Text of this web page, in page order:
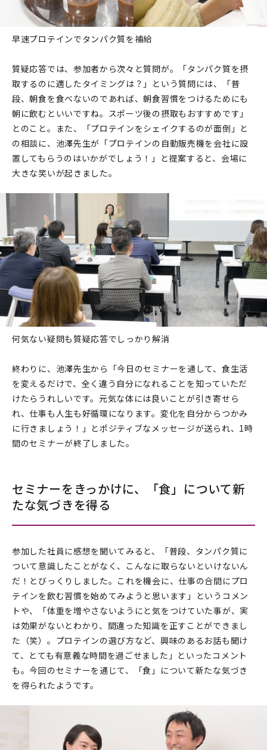
早速プロテインでタンパク質を補給
質疑応答では、参加者から次々と質問が。「タンパク質を摂
取するのに適したタイミングは？」という質問には、「普
段、朝食を食べないのであれば、朝食習慣をつけるためにも
朝に飲むといいですね。スポーツ後の摂取もおすすめです」
とのこと。また、「プロテインをシェイクするのが面倒」と
の相談に、池澤先生が「プロテインの自動販売機を会社に設
置してもらうのはいかがでしょう！」と提案すると、会場に
大きな笑いが起きました。
何気ない疑問も質疑応答でしっかり解消
終わりに、池澤先生から「今日のセミナーを通して、食生活
を変えるだけで、全く違う自分になれることを知っていただ
けたらうれしいです。元気な体には良いことが引き寄せら
れ、仕事も人生も好循環になります。変化を自分からつかみ
に行きましょう！」とポジティブなメッセージが送られ、1時
間のセミナーが終了しました。
セミナーをきっかけに、「食」について新
たな気づきを得る
参加した社員に感想を聞いてみると、「普段、タンパク質に
ついて意識したことがなく、こんなに取らないといけないん
だ！とびっくりしました。これを機会に、仕事の合間にプロ
テインを飲む習慣を始めてみようと思います」というコメン
トや、「体重を増やさないようにと気をつけていた事が、実
は効果がないとわかり、間違った知識を正すことができまし
た（笑）。プロテインの選び方など、興味のあるお話も聞け
て、とても有意義な時間を過ごせました」といったコメント
も。今回のセミナーを通じて、「食」について新たな気づき
を得られたようです。